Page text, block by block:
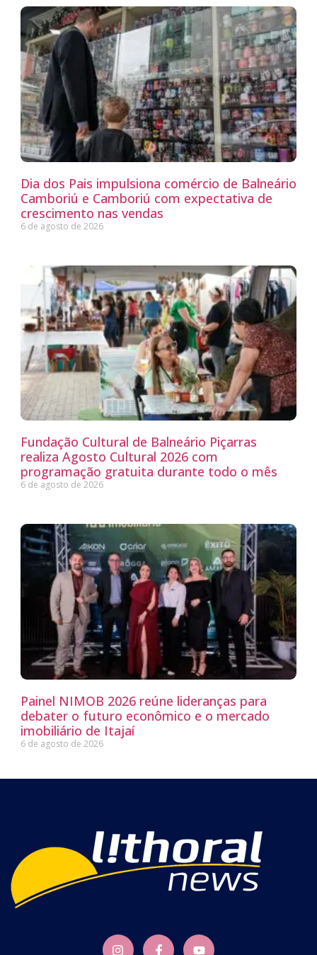
Dia dos Pais impulsiona comércio de Balneário
Camboriú e Camboriú com expectativa de
crescimento nas vendas
6 de agosto de 2026
Fundação Cultural de Balneário Piçarras
realiza Agosto Cultural 2026 com
programação gratuita durante todo o mês
6 de agosto de 2026
Painel NIMOB 2026 reúne lideranças para
debater o futuro econômico e o mercado
imobiliário de Itajaí
6 de agosto de 2026